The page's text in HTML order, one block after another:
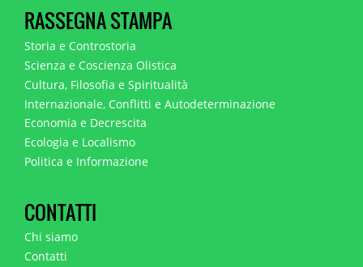
RASSEGNA STAMPA
Storia e Controstoria
Scienza e Coscienza Olistica
Cultura, Filosofia e Spiritualità
Internazionale, Conflitti e Autodeterminazione
Economia e Decrescita
Ecologia e Localismo
Politica e Informazione
CONTATTI
Chi siamo
Contatti